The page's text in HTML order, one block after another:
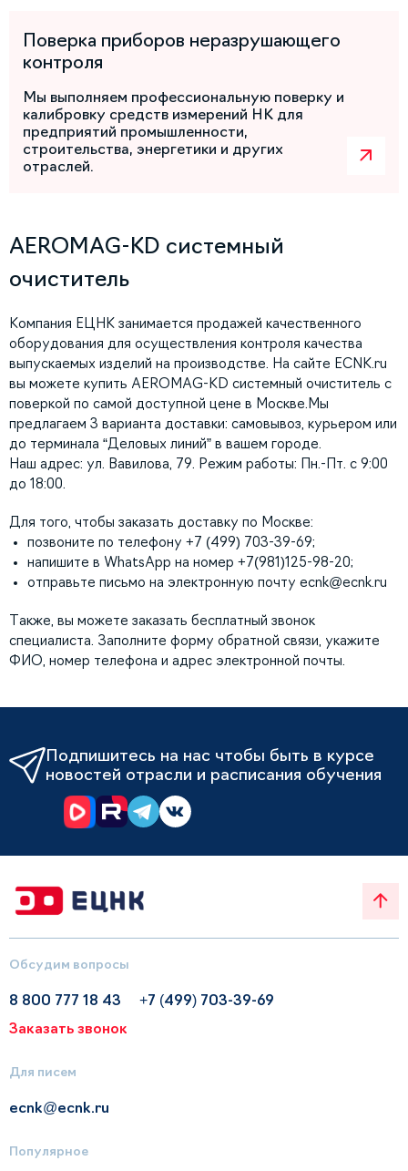
Поверка приборов неразрушающего
контроля
Мы выполняем профессиональную поверку и
калибровку средств измерений НК для
предприятий промышленности,
строительства, энергетики и других
отраслей.
AEROMAG-KD системный
очиститель
Компания ЕЦНК занимается продажей качественного
оборудования для осуществления контроля качества
выпускаемых изделий на производстве. На сайте ECNK.ru
вы можете купить AEROMAG-KD системный очиститель с
поверкой по самой доступной цене в Москве.Мы
предлагаем 3 варианта доставки: самовывоз, курьером или
до терминала “Деловых линий” в вашем городе.
Наш адрес: ул. Вавилова, 79. Режим работы: Пн.-Пт. с 9:00
до 18:00.
Для того, чтобы заказать доставку по Москве:
позвоните по телефону +7 (499) 703-39-69;
напишите в WhatsApp на номер +7(981)125-98-20;
отправьте письмо на электронную почту ecnk@ecnk.ru
Также, вы можете заказать бесплатный звонок
специалиста. Заполните форму обратной связи, укажите
ФИО, номер телефона и адрес электронной почты.
Подпишитесь на нас чтобы быть в курсе
новостей отрасли и расписания обучения
Обсудим вопросы
8 800 777 18 43
+7 (499) 703-39-69
Заказать звонок
Для писем
ecnk@ecnk.ru
Популярное